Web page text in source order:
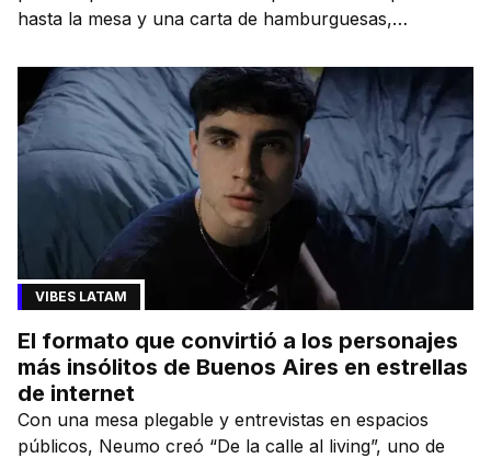
hasta la mesa y una carta de hamburguesas,
VIBES LATAM
El formato que convirtió a los personajes
más insólitos de Buenos Aires en estrellas
de internet
Con una mesa plegable y entrevistas en espacios
públicos, Neumo creó “De la calle al living”, uno de